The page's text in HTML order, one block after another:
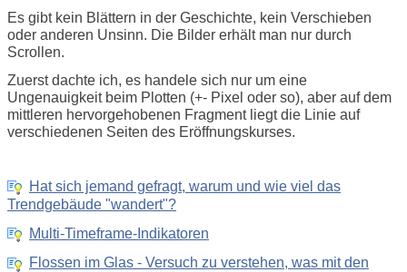
Es gibt kein Blättern in der Geschichte, kein Verschieben
oder anderen Unsinn. Die Bilder erhält man nur durch
Scrollen.
Zuerst dachte ich, es handele sich nur um eine
Ungenauigkeit beim Plotten (+- Pixel oder so), aber auf dem
mittleren hervorgehobenen Fragment liegt die Linie auf
verschiedenen Seiten des Eröffnungskurses.
Hat sich jemand gefragt, warum und wie viel das
Trendgebäude "wandert"?
Multi-Timeframe-Indikatoren
Flossen im Glas - Versuch zu verstehen, was mit den